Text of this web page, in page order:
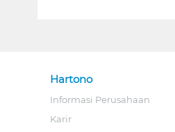
Hartono
Informasi Perusahaan
Karir